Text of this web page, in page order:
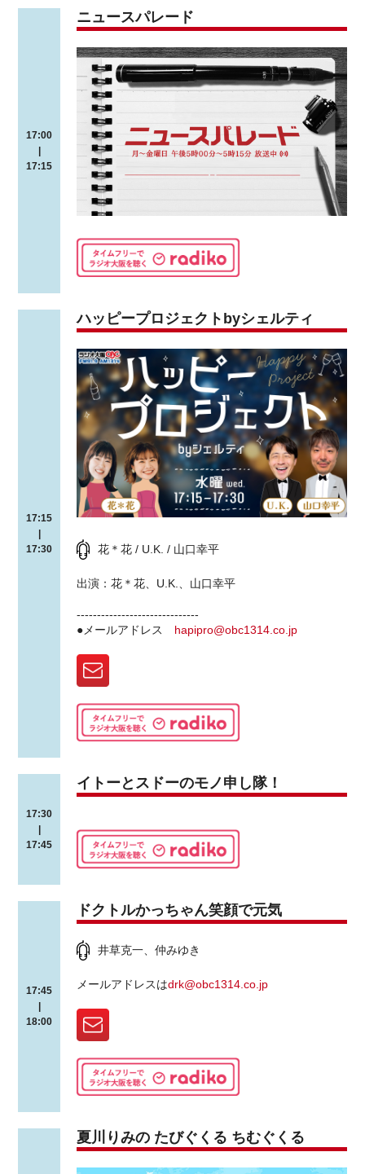
17:00
|
17:15
ニュースパレード
17:15
|
17:30
ハッピープロジェクトbyシェルティ
花＊花 / U.K. / 山口幸平
出演：花＊花、U.K.、山口幸平
------------------------------
●メールアドレス hapipro@obc1314.co.jp
17:30
|
17:45
イトーとスドーのモノ申し隊！
17:45
18:00
ドクトルかっちゃん笑顔で元気
井草克一、仲みゆき
メールアドレスはdrk@obc1314.co.jp
夏川りみの たびぐくる ちむぐくる